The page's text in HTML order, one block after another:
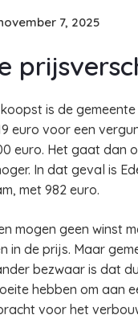
7, 2025
is de
euro voor een
euro. Het gaat dan
In dat geval is
met 982 euro.
mogen geen winst
in de prijs. Maar
bezwaar is dat
hebben om aan
voor het